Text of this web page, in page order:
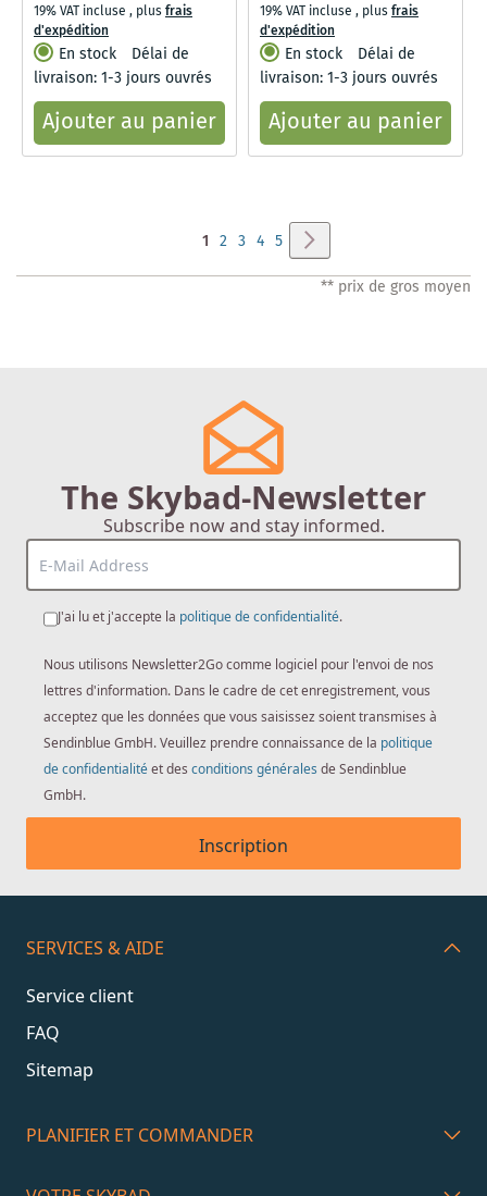
19% VAT incluse , plusfrais
d'expédition
En stock
Délai de
livraison: 1-3 jours ouvrés
Ajouter au panier
19% VAT incluse , plusfrais
d'expédition
En stock
Délai de
livraison: 1-3 jours ouvrés
Ajouter au panier
Vous
lisez
1 Page
2 Page
3 Page
4 Page
5
** prix de gros moyen
The Skybad-Newsletter
Subscribe now and stay informed.
J'ai lu et j'accepte la politique de confidentialité.
Nous utilisons Newsletter2Go comme logiciel pour l'envoi de nos
lettres d'information. Dans le cadre de cet enregistrement, vous
acceptez que les données que vous saisissez soient transmises à
Sendinblue GmbH. Veuillez prendre connaissance de la politique
de confidentialitéet des conditions générales de Sendinblue
GmbH.
Inscription
SERVICES & AIDE
Service client
FAQ
Sitemap
PLANIFIER ET COMMANDER